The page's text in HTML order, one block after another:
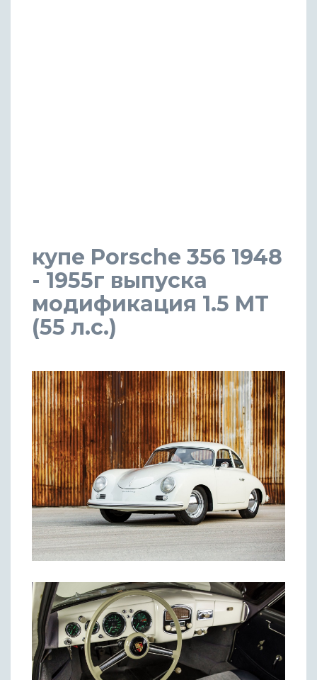
купе Porsche 356 1948
- 1955г выпуска
модификация 1.5 MT
(55 л.с.)